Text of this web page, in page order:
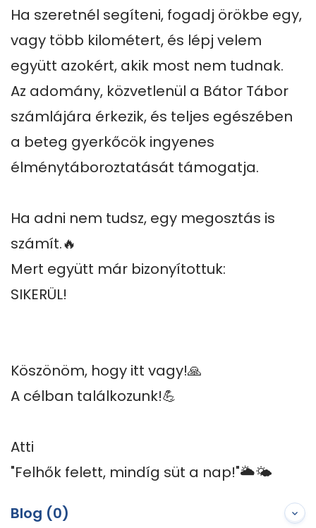
Ha szeretnél segíteni, fogadj örökbe egy,
vagy több kilométert, és lépj velem
együtt azokért, akik most nem tudnak.
Az adomány, közvetlenül a Bátor Tábor
számlájára érkezik, és teljes egészében
a beteg gyerkőcök ingyenes
élménytáboroztatását támogatja.
Ha adni nem tudsz, egy megosztás is
számít.🔥
Mert együtt már bizonyítottuk:
SIKERÜL!
Köszönöm, hogy itt vagy!🙏
A célban találkozunk!💪
Atti
"Felhők felett, mindíg süt a nap!"🌥️🌤️
Blog (0)